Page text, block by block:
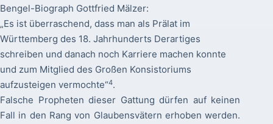
Bengel-Biograph Gottfried Mälzer:
„Es ist überraschend, dass man als Prälat im
Württemberg des 18. Jahrhunderts Derartiges
schreiben und danach noch Karriere machen konnte
und zum Mitglied des Großen Konsistoriums
aufzusteigen vermochte“4.
Falsche Propheten dieser Gattung dürfen auf keinen
Fall in den Rang von Glaubensvätern erhoben werden.